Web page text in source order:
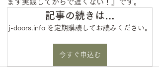
まず実践してからで遅くない！』です。
記事の続きは…
j-doors.info を定期購読してお読みください。
今すぐ申込む